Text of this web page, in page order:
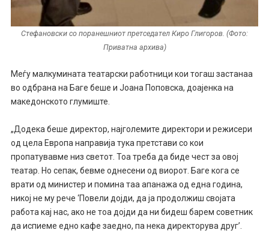
Стефановски со поранешниот претседател Киро Глигоров. (Фото:
Приватна архива)
Меѓу малкумината театарски работници кои тогаш застанаа
во одбрана на Баге беше и Јоана Поповска, доајенка на
македонското глумиште.
„Додека беше директор, најголемите директори и режисери
од цела Европа направија тука претстави со кои
пропатувавме низ светот. Тоа треба да биде чест за овој
театар. Но сепак, бевме однесени од виорот. Баге кога се
врати од министер и помина таа апанажа од една година,
никој не му рече ‘Повели дојди, да ја продолжиш својата
работа кај нас, ако не тоа дојди да ни бидеш барем советник
да испиеме едно кафе заедно, па нека директорува друг’.